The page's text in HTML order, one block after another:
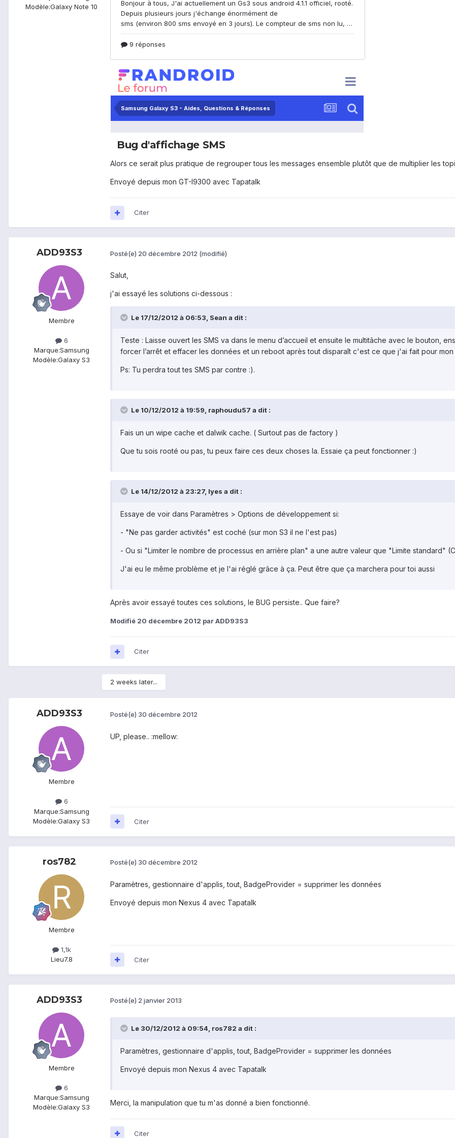
Modèle:Galaxy Note 10
Alors ce serait plus pratique de regrouper tous les messages ensemble plutôt que de multiplier les
Envoyé depuis mon GT-I9300 avec Tapatalk
Citer
ADD93S3
Membre
6
Marque:Samsung
Modèle:Galaxy S3
Posté(e) 20 décembre 2012 (modifié)
Salut,
j'ai essayé les solutions ci-dessous :
Le 17/12/2012 à 06:53, Sean a dit :
Teste : Laisse ouvert les SMS va dans le menu d’accueil et ensuite le multitâche avec le bouton,
forcer l’arrêt et effacer les données et un reboot après tout disparaît c'est ce que j'ai fait pour
Ps: Tu perdra tout tes SMS par contre :).
Le 10/12/2012 à 19:59, raphoudu57 a dit :
Fais un un wipe cache et dalwik cache. ( Surtout pas de factory )
Que tu sois rooté ou pas, tu peux faire ces deux choses la. Essaie ça peut fonctionner :)
Le 14/12/2012 à 23:27, lyes a dit :
Essaye de voir dans Paramètres > Options de développement si:
- "Ne pas garder activités" est coché (sur mon S3 il ne l'est pas)
- Ou si "Limiter le nombre de processus en arrière plan" a une autre valeur que "Limite standard"
J'ai eu le même problème et je l'ai réglé grâce à ça. Peut être que ça marchera pour toi aussi
Après avoir essayé toutes ces solutions, le BUG persiste.. Que faire?
Modifié 20 décembre 2012 par ADD93S3
Citer
2 weeks later...
ADD93S3
Membre
6
Marque:Samsung
Modèle:Galaxy S3
Posté(e) 30 décembre 2012
UP, please.. :mellow:
Citer
ros782
Membre
1,1k
Lieu7.8
Posté(e) 30 décembre 2012
Paramètres, gestionnaire d'applis, tout, BadgeProvider = supprimer les données
Envoyé depuis mon Nexus 4 avec Tapatalk
Citer
ADD93S3
Membre
6
Marque:Samsung
Modèle:Galaxy S3
Posté(e) 2 janvier 2013
Le 30/12/2012 à 09:54, ros782 a dit :
Paramètres, gestionnaire d'applis, tout, BadgeProvider = supprimer les données
Envoyé depuis mon Nexus 4 avec Tapatalk
Merci, la manipulation que tu m'as donné a bien fonctionné.
Citer